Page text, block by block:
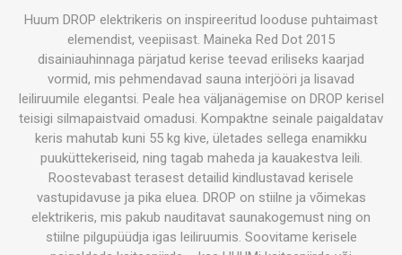
Huum DROP elektrikeris on inspireeritud looduse puhtaimast
elemendist, veepiisast. Maineka Red Dot 2015
disainiauhinnaga pärjatud kerise teevad eriliseks kaarjad
vormid, mis pehmendavad sauna interjööri ja lisavad
leiliruumile elegantsi. Peale hea väljanägemise on DROP kerisel
teisigi silmapaistvaid omadusi. Kompaktne seinale paigaldatav
keris mahutab kuni 55 kg kive, ületades sellega enamikku
puuküttekeriseid, ning tagab maheda ja kauakestva leili.
Roostevabast terasest detailid kindlustavad kerisele
vastupidavuse ja pika eluea. DROP on stiilne ja võimekas
elektrikeris, mis pakub nauditavat saunakogemust ning on
stiilne pilgupüüdja igas leiliruumis. Soovitame kerisele